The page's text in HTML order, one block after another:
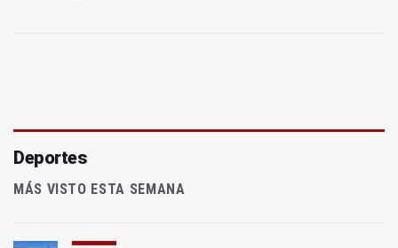
Deportes
MÁS VISTO ESTA SEMANA